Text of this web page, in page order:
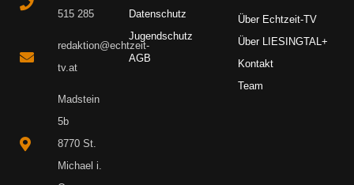
515 285
redaktion@echtzeit-
tv.at
Madstein
5b
8770 St.
Michael i.
Datenschutz
Jugendschutz
AGB
Über Echtzeit-TV
Über LIESINGTAL+
Kontakt
Team